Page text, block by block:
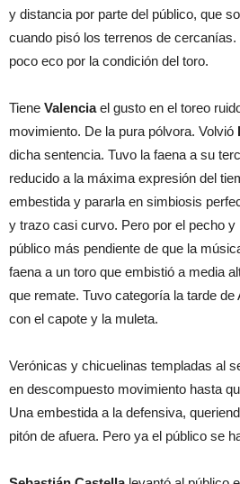
y distancia por parte del público, que
cuando pisó los terrenos de
poco eco por la condición del toro.
Tiene Valenciael gusto en el toreo
movimiento. De la pura pólvora. Volvió
dicha sentencia. Tuvo la faena a su
reducido a la máxima expresión del
embestida y pararla en simbiosis
y trazo casi curvo. Pero por el pecho
público más pendiente de que la
faena a un toro que embistió a media
que remate. Tuvo categoría la tarde de
con el capote y la muleta.
Verónicas y chicuelinas templadas al
en descompuesto movimiento hasta
Una embestida a la defensiva,
pitón de afuera. Pero ya el público se